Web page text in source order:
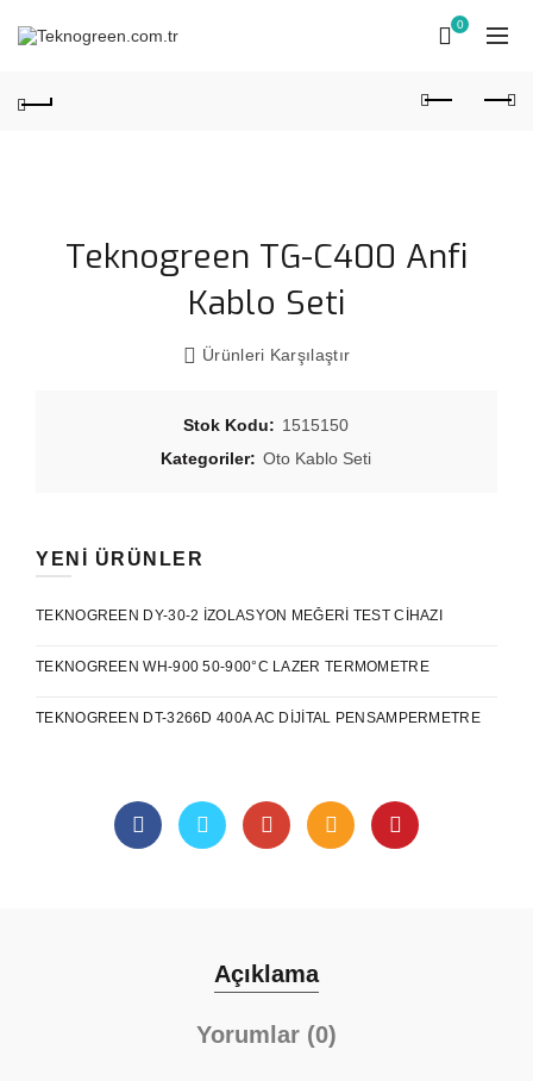
0
Teknogreen TG-C400 Anfi
Kablo Seti
Ürünleri Karşılaştır
Stok Kodu: 1515150
Kategoriler: Oto Kablo Seti
YENI ÜRÜNLER
TEKNOGREEN DY-30-2 İZOLASYON MEĞERI TEST CIHAZI
TEKNOGREEN WH-900 50-900°C LAZER TERMOMETRE
TEKNOGREEN DT-3266D 400A AC DIJITAL PENSAMPERMETRE
Açıklama
Yorumlar (0)